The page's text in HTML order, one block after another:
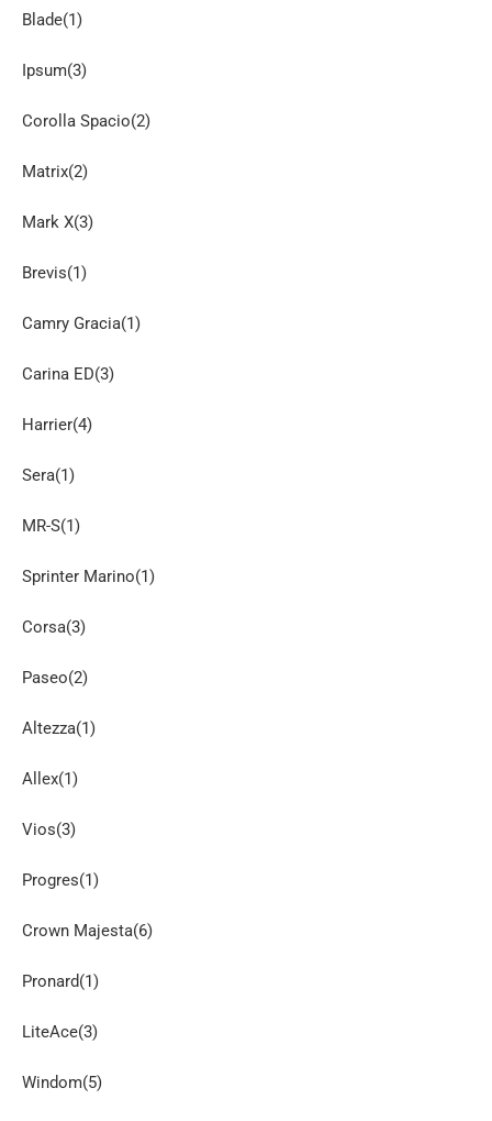
Blade(1)
Ipsum(3)
Corolla Spacio(2)
Matrix(2)
Mark X(3)
Brevis(1)
Camry Gracia(1)
Carina ED(3)
Harrier(4)
Sera(1)
MR-S(1)
Sprinter Marino(1)
Corsa(3)
Paseo(2)
Altezza(1)
Allex(1)
Vios(3)
Progres(1)
Crown Majesta(6)
Pronard(1)
LiteAce(3)
Windom(5)